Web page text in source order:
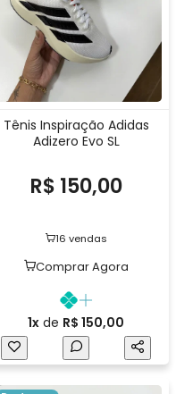
Tênis Inspiração Adidas
Adizero Evo SL
R$ 150,00
16 vendas
Comprar Agora
1x de R$ 150,00